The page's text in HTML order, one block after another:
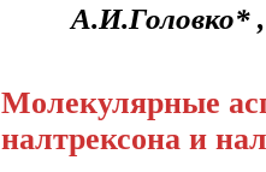
А.И.Головко*
Молекулярные
налтрексона и